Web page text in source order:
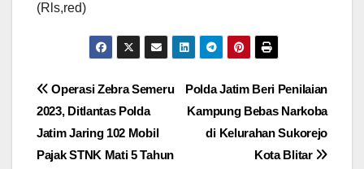
(Rls,red)
Navigasi
pos
Polda Jatim Beri Penilaian
Kampung Bebas Narkoba
di Kelurahan Sukorejo
Kota Blitar
Operasi Zebra Semeru
2023, Ditlantas Polda
Jatim Jaring 102 Mobil
Pajak STNK Mati 5 Tahun